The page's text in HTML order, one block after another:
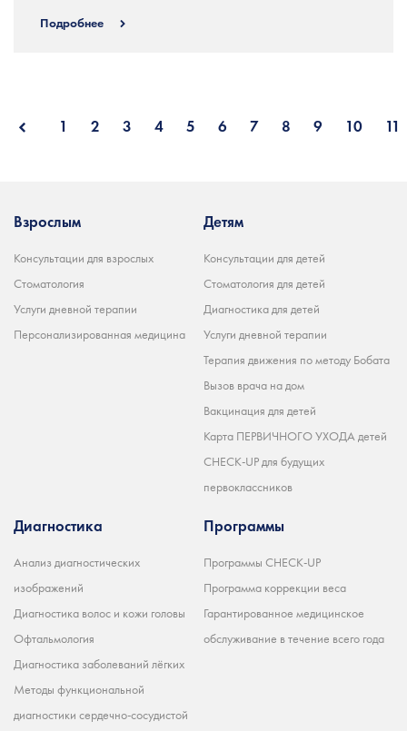
Подробнее
1 2 3 4 5 6 7 8 9 10 11
Взрослым
Консультации для взрослых
Стоматология
Услуги дневной терапии
Персонализированная медицина
Детям
Консультации для детей
Стоматология для детей
Диагностика для детей
Услуги дневной терапии
Терапия движения по методу Бобата
Вызов врача на дом
Вакцинация для детей
Карта ПЕРВИЧНОГО УХОДА детей
CHECK-UP для будущих
первоклассников
Диагностика
Анализ диагностических
изображений
Диагностика волос и кожи головы
Офтальмология
Диагностика заболеваний лёгких
Методы функциональной
диагностики сердечно-сосудистой
Программы
Программы CHECK-UP
Программа коррекции веса
Гарантированное медицинское
обслуживание в течение всего года